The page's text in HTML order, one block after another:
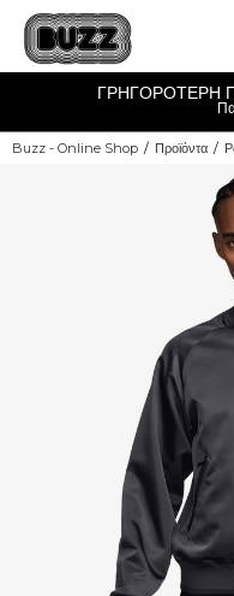
ΓΡΗΓΟΡΟΤΕΡΗ
Buzz - Online Shop Προϊόντα